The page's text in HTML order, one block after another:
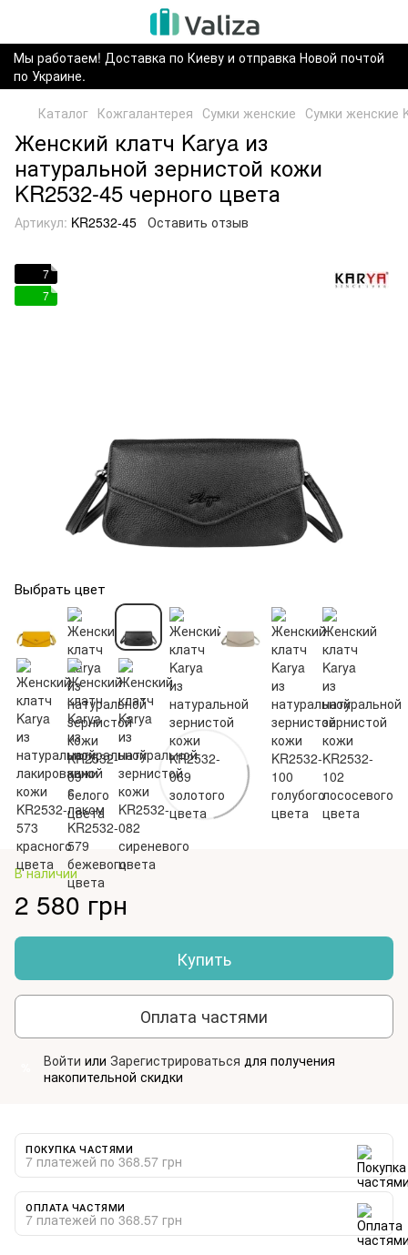
Мы работаем! Доставка по Киеву и отправка Новой почтой
по Украине.
Каталог Кожгалантерея Сумки женские Сумки женские
Женский клатч Karya из
натуральной зернистой кожи
KR2532-45 черного цвета
Артикул: KR2532-45 Оставить отзыв
7
7
Выбрать цвет
В наличии
2 580 грн
Купить
Оплата частями
Войти или Зарегистрироваться для получения
накопительной скидки
ПОКУПКА ЧАСТЯМИ
7 платежей по 368.57 грн
ОПЛАТА ЧАСТЯМИ
7 платежей по 368.57 грн